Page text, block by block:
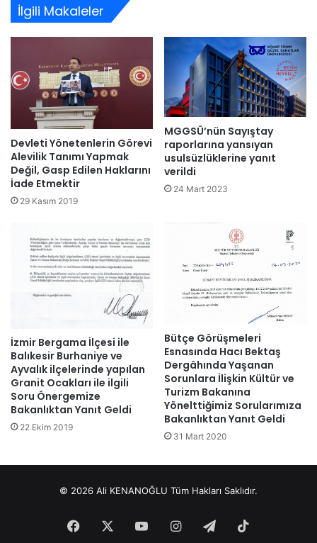
İlgili Makaleler
Devleti Yönetenlerin Görevi
Alevilik Tanımı Yapmak
Değil, Gasp Edilen Haklarını
İade Etmektir
29 Kasım 2019
MGGSÜ’nün Sayıştay
raporlarına yansıyan
usulsüzlüklerine yanıt
verildi
24 Mart 2023
İzmir Bergama İlçesi ile
Balıkesir Burhaniye ve
Ayvalık ilçelerinde yapılan
Granit Ocakları ile ilgili
Soru Önergemize
Bakanlıktan Yanıt Geldi
22 Ekim 2019
Bütçe Görüşmeleri
Esnasında Hacı Bektaş
Dergâhında Yaşanan
Sorunlara İlişkin Kültür ve
Turizm Bakanına
Yönelttiğimiz Sorularımıza
Bakanlıktan Yanıt Geldi
31 Mart 2020
© 2026 Ali KENANOĞLU Tüm Hakları Saklıdır.
Facebook YouTubeInstagram
Telegram